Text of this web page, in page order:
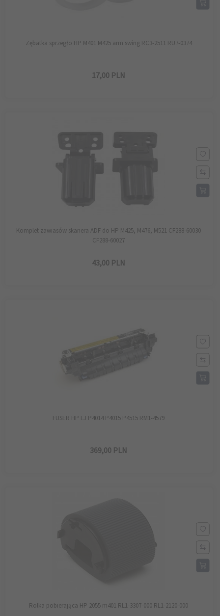
Zębatka sprzegło HP M401 M425 arm swing RC3-2511 RU7-0374
17,00 PLN
Komplet zawiasów skanera ADF do HP M425, M476, M521 CF288-60030
CF288-60027
43,00 PLN
FUSER HP LJ P4014 P4015 P4515 RM1-4579
369,00 PLN
Rolka pobierająca HP 2055 m401 RL1-3307-000 RL1-2120-000